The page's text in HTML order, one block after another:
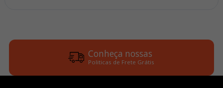
Conheça nossas
Politicas de Frete Grátis